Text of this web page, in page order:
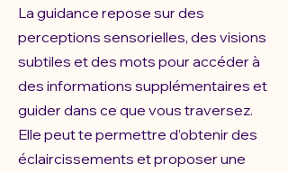
La guidance repose sur des
perceptions sensorielles, des visions
subtiles et des mots pour accéder à
des informations supplémentaires et
guider dans ce que vous traversez.
Elle peut te permettre d’obtenir des
éclaircissements et proposer une